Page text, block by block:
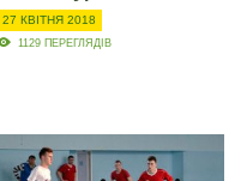
27 КВІТНЯ 2018
1129 ПЕРЕГЛЯДІВ